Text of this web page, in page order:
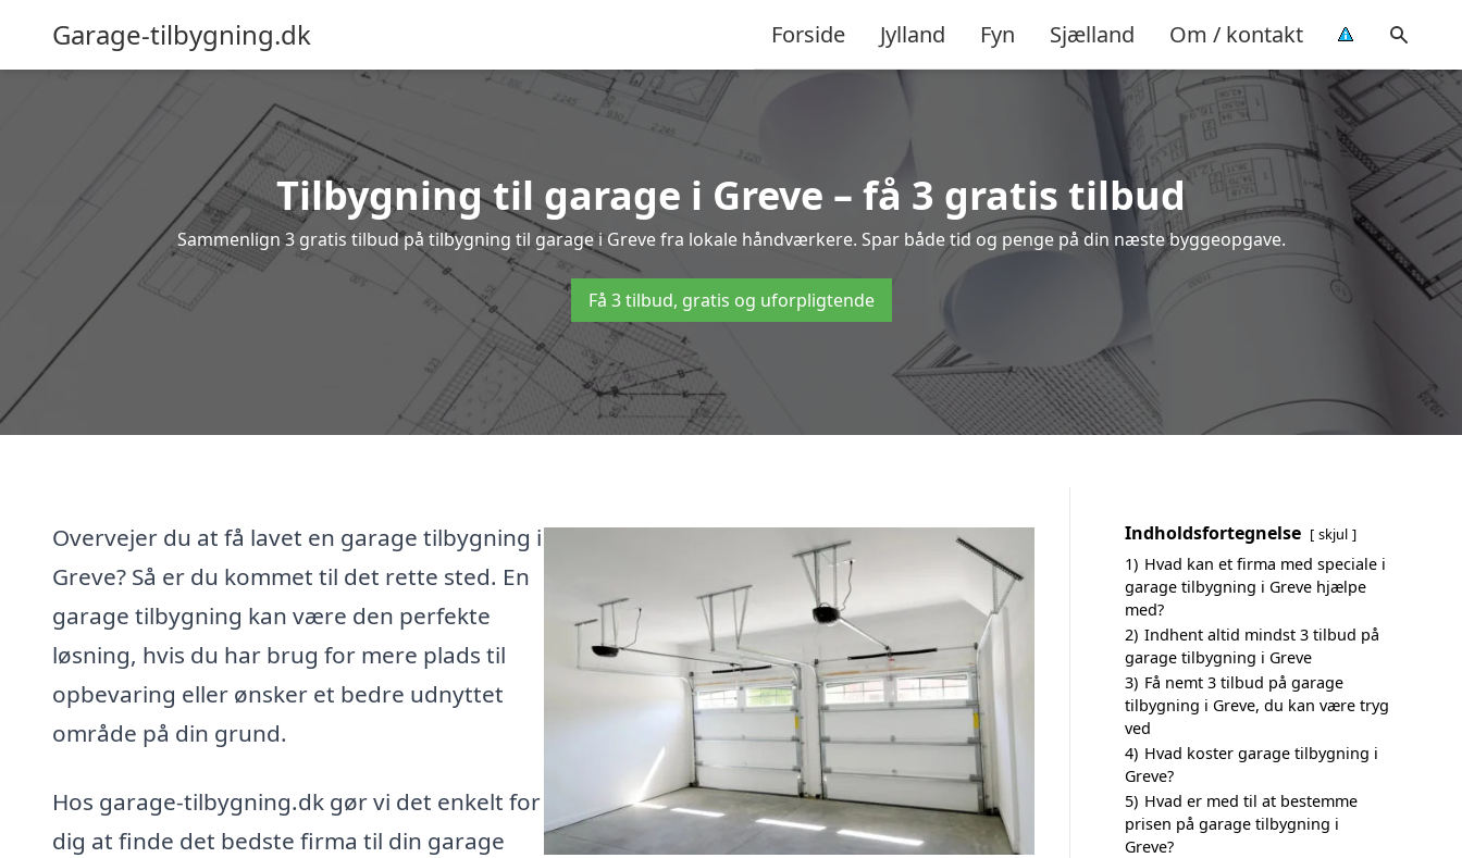
Garage-tilbygning.dk Forside Jylland Fyn Sjælland Om / kontakt
Tilbygning til garage i Greve – få 3 gratis tilbud
Sammenlign 3 gratis tilbud på tilbygning til garage i Greve fra lokale håndværkere. Spar både tid og penge på din næste byggeopgave.
Få 3 tilbud, gratis og uforpligtende
Overvejer du at få lavet en garage tilbygning i
Greve? Så er du kommet til det rette sted. En
garage tilbygning kan være den perfekte
løsning, hvis du har brug for mere plads til
opbevaring eller ønsker et bedre udnyttet
område på din grund.
Hos garage-tilbygning.dk gør vi det enkelt for
dig at finde det bedste firma til din garage
Indholdsfortegnelse skjul
1) Hvad kan et firma med speciale i
garage tilbygning i Greve hjælpe
med?
2) Indhent altid mindst 3 tilbud på
garage tilbygning i Greve
3) Få nemt 3 tilbud på garage
tilbygning i Greve, du kan være tryg
ved
4) Hvad koster garage tilbygning i
Greve?
5) Hvad er med til at bestemme
prisen på garage tilbygning i
Greve?